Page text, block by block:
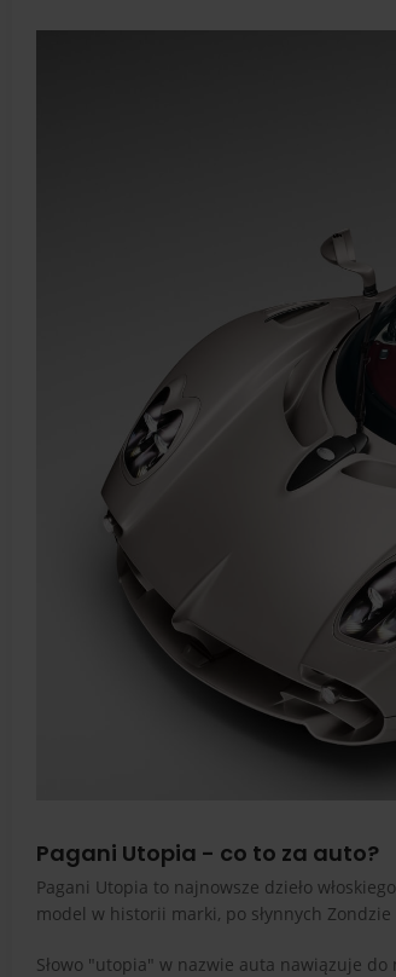
Pagani Utopia - co to za auto?
Pagani Utopia to najnowsze dzieło
model w historii marki, po słynnych
Słowo "utopia" w nazwie auta nawiązuje